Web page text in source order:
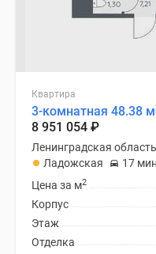
Квартира
3-комнатная 48.38 м
8 951 054 ₽
Ленинградская
Ладожская
17
Цена за м2
Корпус
Этаж
Отделка